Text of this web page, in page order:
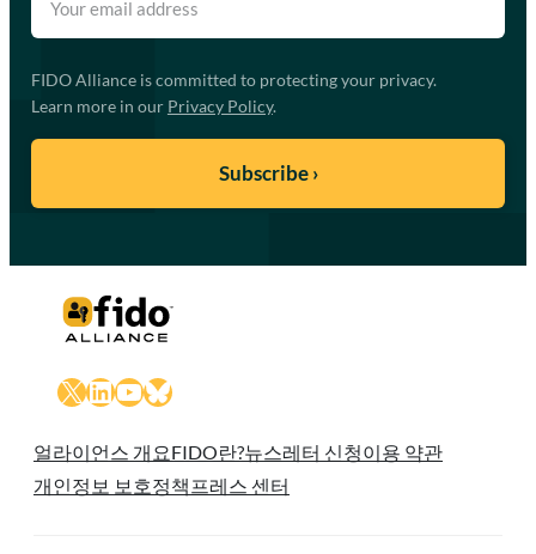
FIDO Alliance is committed to protecting your privacy.
Learn more in our Privacy Policy.
X LinkedIn
YouTube
Bluesky
얼라이언스 개요FIDO란?뉴스레터 신청이용 약관
개인정보 보호정책 프레스 센터